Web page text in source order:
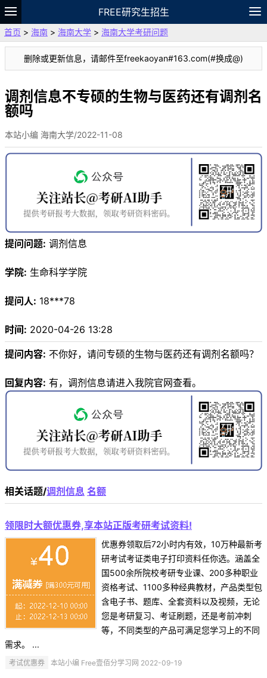
FREE研究生招生
题库
故事 专题 APP 笔记
VIP
资料
首页 > 海南 > 海南大学 > 海南大学考研问题
删除或更新信息，请邮件至freekaoyan#163.com(#换成@)
调剂信息不专硕的生物与医药还有调剂名
额吗
本站小编 海南大学/2022-11-08
提问问题: 调剂信息
学院: 生命科学学院
提问人: 18***78
时间: 2020-04-26 13:28
提问内容: 不你好，请问专硕的生物与医药还有调剂名额吗？
回复内容: 有，调剂信息请进入我院官网查看。
相关话题/调剂信息 名额
领限时大额优惠券,享本站正版考研考试资料!
优惠券领取后72小时内有效，10万种最新考
研考试考证类电子打印资料任你选。涵盖全
国500余所院校考研专业课、200多种职业
资格考试、1100多种经典教材，产品类型包
含电子书、题库、全套资料以及视频，无论
您是考研复习、考证刷题，还是考前冲刺
等，不同类型的产品可满足您学习上的不同
需求。 ...
考试优惠券 本站小编 Free壹佰分学习网 2022-09-19